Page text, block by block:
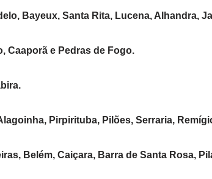
Bayeux, Santa Rita, Lucena, Alhandra,
Caaporã e Pedras de Fogo.
Pirpirituba, Pilões, Serraria,
Belém, Caiçara, Barra de Santa Rosa,